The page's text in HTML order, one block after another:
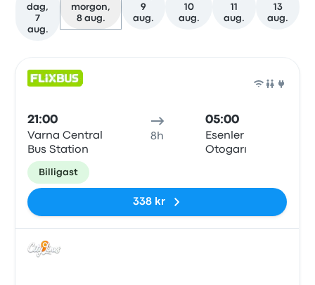
dag,
7
aug.
morgon,
8 aug.
9
aug.
10
aug.
11
aug.
13
aug.
21:00
Varna Central
Bus Station
8h
05:00
Esenler
Otogarı
Billigast
338 kr